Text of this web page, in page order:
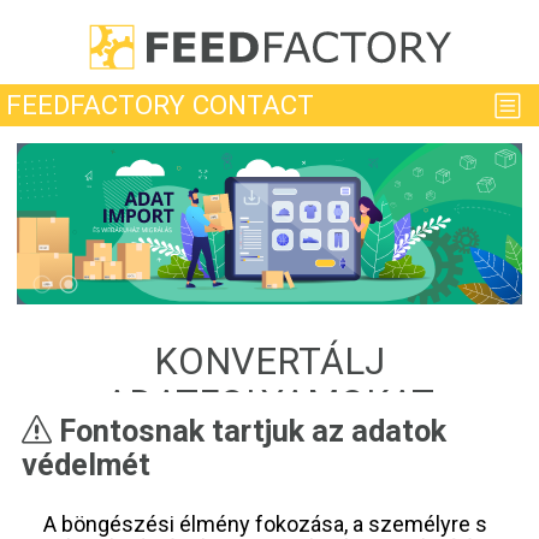
KONVERTÁLJ
ADATFOLYAMOKAT
HATÁROK NÉLKÜL!
konvertáló rendszer weboldalán
Fontosnak tartjuk az adatok
védelmét
A böngészési élmény fokozása, a személyre s